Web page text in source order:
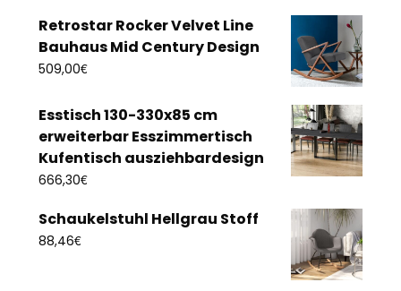
Retrostar Rocker Velvet Line
Bauhaus Mid Century Design
509,00€
Esstisch 130-330x85 cm
erweiterbar Esszimmertisch
Kufentisch ausziehbardesign
666,30€
Schaukelstuhl Hellgrau Stoff
88,46€